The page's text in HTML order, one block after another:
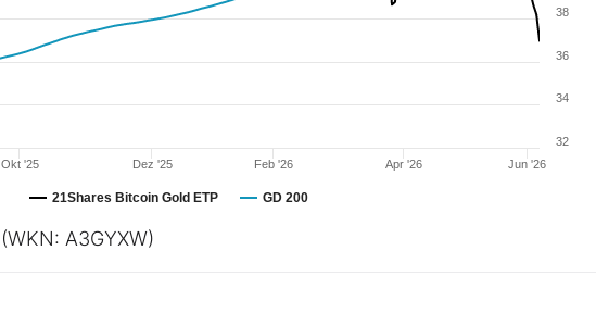
21Shares Bitcoin Gold ETP GD 200
Okt '25 Dez '25 Feb '26 Apr '26 Jun '26
32
34
36
38
(WKN: A3GYXW)